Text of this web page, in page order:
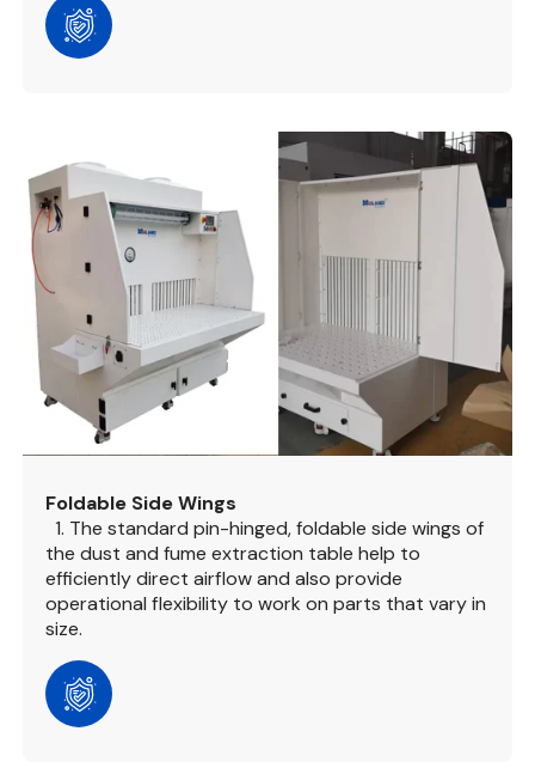
Foldable Side Wings
1. The standard pin-hinged, foldable side wings of
the dust and fume extraction table help to
efficiently direct airflow and also provide
operational flexibility to work on parts that vary in
size.